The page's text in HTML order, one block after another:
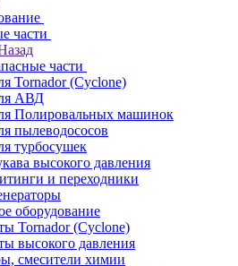
части
части
Tornador (Cyclone)
АВД
Полировальных машинок
пылеводососов
турбосушек
высокого давления
и переходники
оборудование
Tornador (Cyclone)
высокого давления
смесители химии